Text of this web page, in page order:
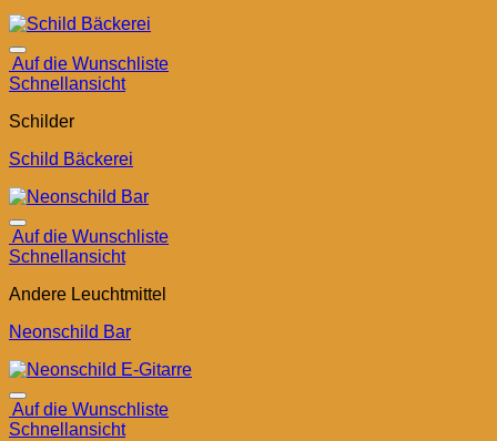
Auf die Wunschliste
Schnellansicht
Schilder
Schild Bäckerei
Auf die Wunschliste
Schnellansicht
Andere Leuchtmittel
Neonschild Bar
Auf die Wunschliste
Schnellansicht